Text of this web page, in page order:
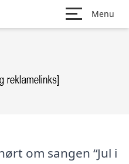
Menu
om sangen “Jul i